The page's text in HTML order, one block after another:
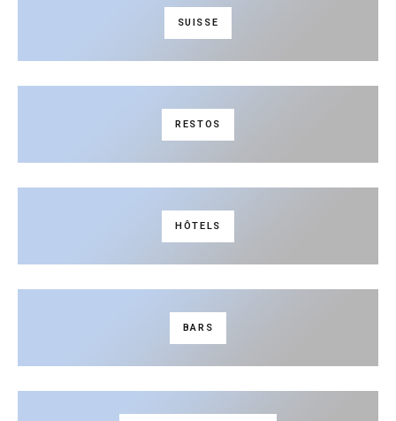
SUISSE
RESTOS
HÔTELS
BARS